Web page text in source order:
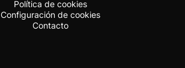
Política de cookies
Configuración de cookies
Contacto